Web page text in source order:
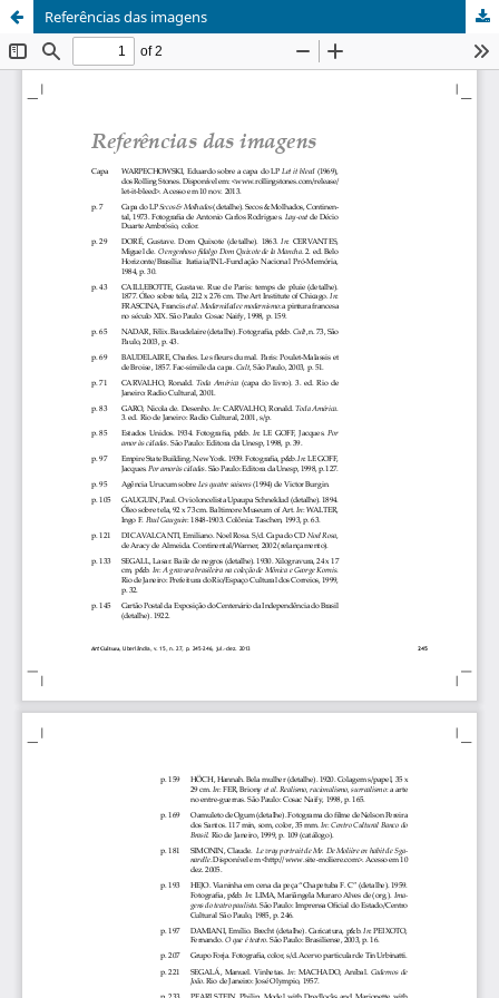
Referências das imagens